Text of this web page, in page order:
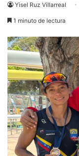
Yisel Ruz Villarreal
1 minuto de lectura